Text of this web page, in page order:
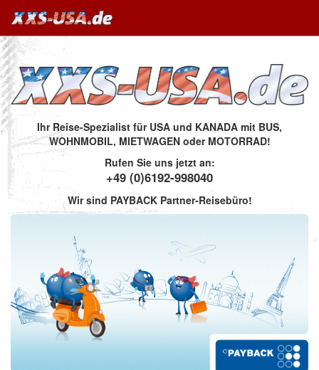
Ihr Reise-Spezialist für USA und KANADA mit BUS,
WOHNMOBIL, MIETWAGEN oder MOTORRAD!
Rufen Sie uns jetzt an:
+49 (0)6192-998040
Wir sind PAYBACK Partner-Reisebüro!